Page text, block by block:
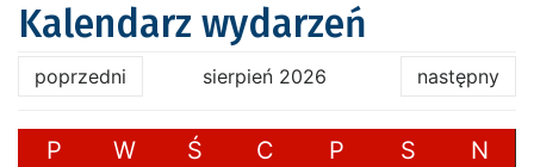
Kalendarz wydarzeń
poprzedni sierpień 2026 następny
P W Ś C P S N